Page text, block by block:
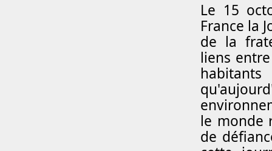
Le 15
France la
de la
liens
le monde
de